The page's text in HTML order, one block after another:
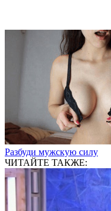
Разбуди мужскую силу
ЧИТАЙТЕ ТАКЖЕ: